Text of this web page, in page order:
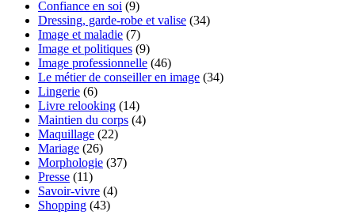
Confiance en soi (9)
Dressing, garde-robe et valise (34)
Image et maladie (7)
Image et politiques (9)
Image professionnelle (46)
Le métier de conseiller en image (34)
Lingerie (6)
Livre relooking (14)
Maintien du corps (4)
Maquillage (22)
Mariage (26)
Morphologie (37)
Presse (11)
Savoir-vivre (4)
Shopping (43)